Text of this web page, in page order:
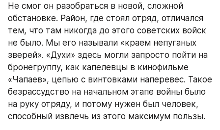
Не смог он разобраться в новой, сложной
обстановке. Район, где стоял отряд, отличался
тем, что там никогда до этого советских войск
не было. Мы его называли «краем непуганых
зверей». «Духи» здесь могли запросто пойти на
бронегруппу, как капелевцы в кинофильме
«Чапаев», цепью с винтовками наперевес. Такое
безрассудство на начальном этапе войны было
на руку отряду, и потому нужен был человек,
способный извлечь из этого максимум пользы.